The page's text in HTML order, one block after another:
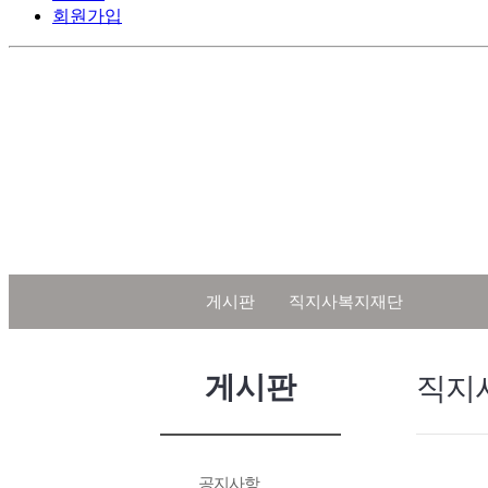
회원가입
게시판 직지사복지재단
게시판
공지사항
직지